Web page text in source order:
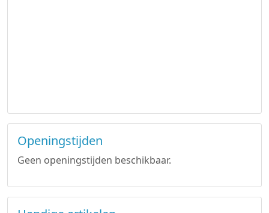
Openingstijden
Geen openingstijden beschikbaar.